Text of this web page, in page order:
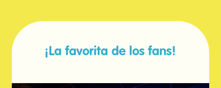
¡La favorita de los fans!